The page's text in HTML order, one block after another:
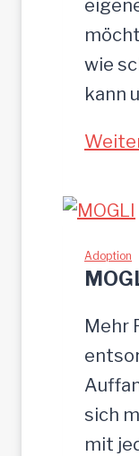
wie
kann
Adoption
Mehr
sich
mit